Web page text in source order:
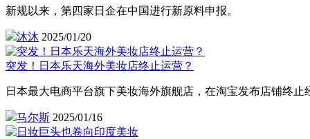
新规以来，第四家日企在中国进行新原料申报。
沐沐 2025/01/20
突发！日本乐天海外美妆店终止运营？
日本最大电商平台旗下美妆海外旗舰店，在淘宝发布店铺终止
马尔斯 2025/01/16